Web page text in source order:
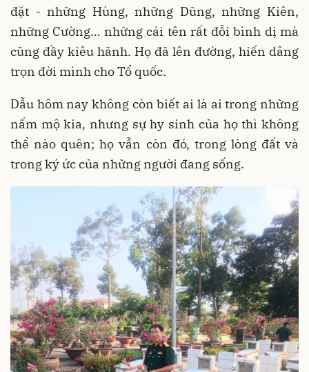
đặt - những Hùng, những Dũng, những Kiên,
những Cường… những cái tên rất đỗi bình dị mà
cũng đầy kiêu hãnh. Họ đã lên đường, hiến dâng
trọn đời mình cho Tổ quốc.
Dẫu hôm nay không còn biết ai là ai trong những
nấm mộ kia, nhưng sự hy sinh của họ thì không
thể nào quên; họ vẫn còn đó, trong lòng đất và
trong ký ức của những người đang sống.